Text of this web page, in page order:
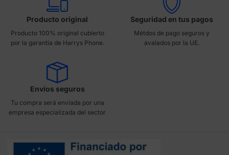
Producto original
Producto 100% original cubierto
por la garantía de Harrys Phone.
Seguridad en tus pagos
Métdos de pago seguros y
avalados por la UE.
Envíos seguros
Tu compra será enviada por una
empresa especializada del sector